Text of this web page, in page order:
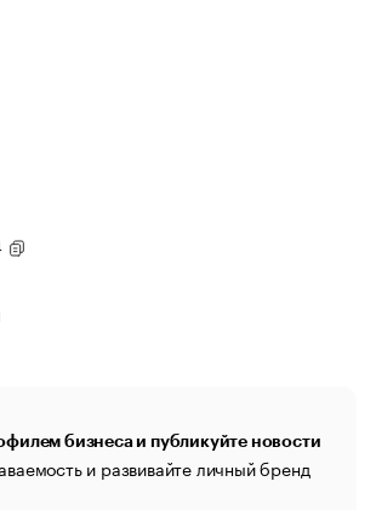
бизнеса и публикуйте новости
и развивайте личный бренд